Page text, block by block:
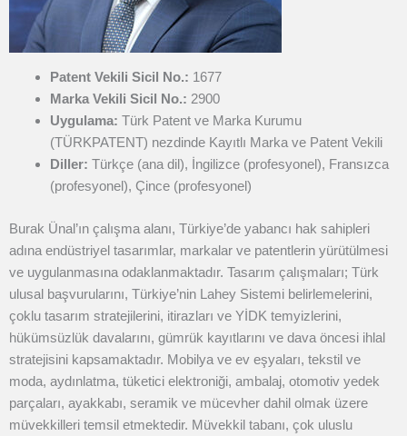
Patent Vekili Sicil No.: 1677
Marka Vekili Sicil No.: 2900
Uygulama: Türk Patent ve Marka Kurumu
(TÜRKPATENT) nezdinde Kayıtlı Marka ve Patent Vekili
Diller: Türkçe (ana dil), İngilizce (profesyonel), Fransızca
(profesyonel), Çince (profesyonel)
Burak Ünal’ın çalışma alanı, Türkiye’de yabancı hak sahipleri
adına endüstriyel tasarımlar, markalar ve patentlerin yürütülmesi
ve uygulanmasına odaklanmaktadır. Tasarım çalışmaları; Türk
ulusal başvurularını, Türkiye’nin Lahey Sistemi belirlemelerini,
çoklu tasarım stratejilerini, itirazları ve YİDK temyizlerini,
hükümsüzlük davalarını, gümrük kayıtlarını ve dava öncesi ihlal
stratejisini kapsamaktadır. Mobilya ve ev eşyaları, tekstil ve
moda, aydınlatma, tüketici elektroniği, ambalaj, otomotiv yedek
parçaları, ayakkabı, seramik ve mücevher dahil olmak üzere
müvekkilleri temsil etmektedir. Müvekkil tabanı, çok uluslu